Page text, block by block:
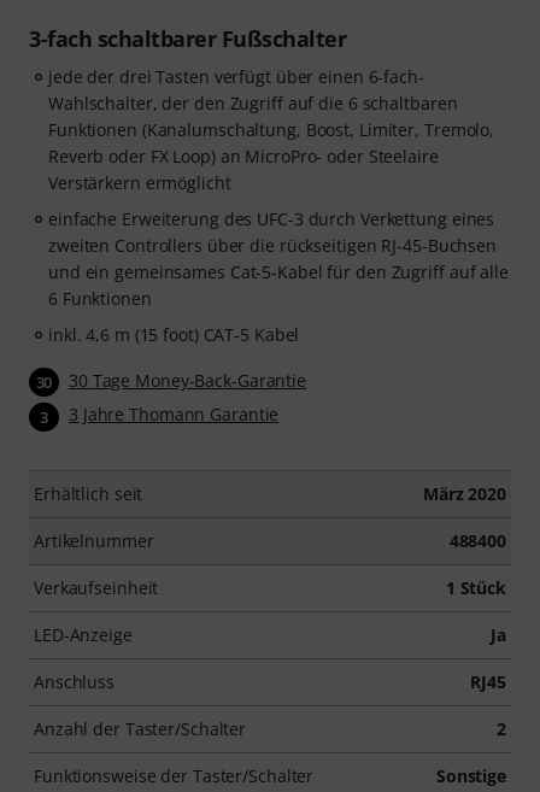
3-fach schaltbarer Fußschalter
jede der drei Tasten verfügt über einen 6-fach-
Wahlschalter, der den Zugriff auf die 6 schaltbaren
Funktionen (Kanalumschaltung, Boost, Limiter, Tremolo,
Reverb oder FX Loop) an MicroPro- oder Steelaire
Verstärkern ermöglicht
einfache Erweiterung des UFC-3 durch Verkettung eines
zweiten Controllers über die rückseitigen RJ-45-Buchsen
und ein gemeinsames Cat-5-Kabel für den Zugriff auf alle
6 Funktionen
inkl. 4,6 m (15 foot) CAT-5 Kabel
30 30 Tage Money-Back-Garantie
3 3 Jahre Thomann Garantie
Erhältlich seit März 2020
Artikelnummer 488400
Verkaufseinheit 1 Stück
LED-Anzeige Ja
Anschluss RJ45
Anzahl der Taster/Schalter 2
Funktionsweise der Taster/Schalter Sonstige